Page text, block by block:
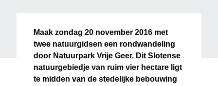
Maakzondag 20 november 2016 met
twee natuurgidsen een rondwandeling
door Natuurpark Vrije Geer. Dit Slotense
natuurgebiedje van ruim vier hectare ligt
te midden van de stedelijke bebouwing